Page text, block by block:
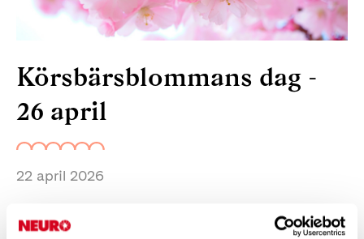
Körsbärsblommans dag -
26 april
22 april 2026
genom olika uppträdanden. I tälten kommer det även att finnas